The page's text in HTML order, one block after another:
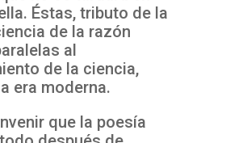
Éstas, tributo de la
de la razón
al
de la ciencia,
era moderna.
que la poesía